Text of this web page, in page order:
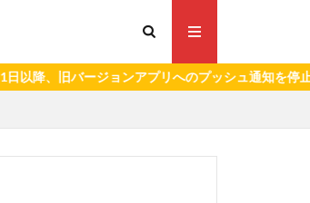
バージョンアプリへのプッシュ通知を停止いたしま